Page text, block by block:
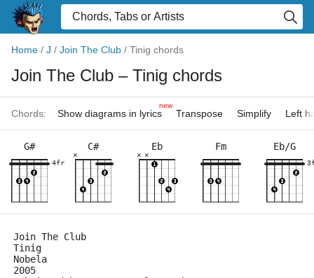
Home / J / Join The Club / Tinig chords
Join The Club – Tinig chords
Chords: Show diagrams in lyrics
new
Transpose Simplify Left
G#
4fr
C#
×
Eb
×
×
Fm Eb/G
Join The Club
Tinig
Nobela
2005